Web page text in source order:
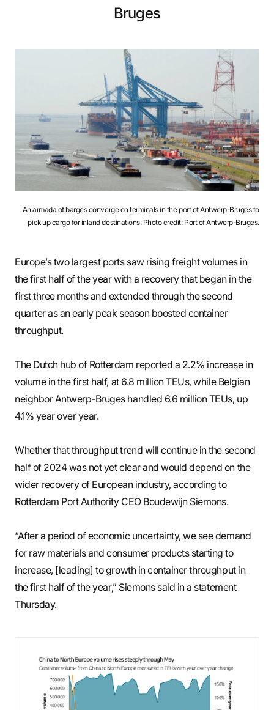
Bruges
An armada of barges converge on terminals in the port of Antwerp-Bruges to
pick up cargo for inland destinations. Photo credit: Port of Antwerp-Bruges.
Europe’s two largest ports saw rising freight volumes in
the first half of the year with a recovery that began in the
first three months and extended through the second
quarter as an early peak season boosted container
throughput.
The Dutch hub of Rotterdam reported a 2.2% increase in
volume in the first half, at 6.8 million TEUs, while Belgian
neighbor Antwerp-Bruges handled 6.6 million TEUs, up
4.1% year over year.
Whether that throughput trend will continue in the second
half of 2024 was not yet clear and would depend on the
wider recovery of European industry, according to
Rotterdam Port Authority CEO Boudewijn Siemons.
“After a period of economic uncertainty, we see demand
for raw materials and consumer products starting to
increase, [leading] to growth in container throughput in
the first half of the year,” Siemons said in a statement
Thursday.